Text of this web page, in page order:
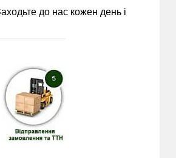
до нас кожен день і